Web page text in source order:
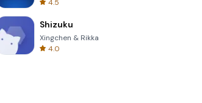
4.5
Shizuku
Xingchen & Rikka
4.0